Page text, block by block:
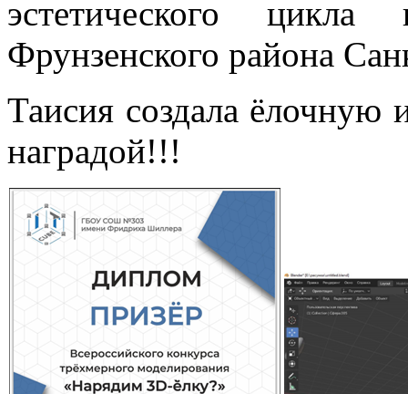
эстетического
Фрунзенского района
Таисия создала ёлочную
наградой!!!